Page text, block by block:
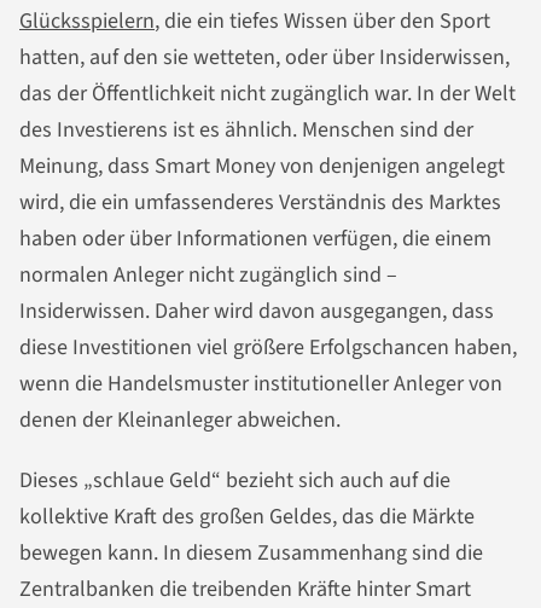
Glücksspielern, die ein tiefes Wissen über den Sport
hatten, auf den sie wetteten, oder über Insiderwissen,
das der Öffentlichkeit nicht zugänglich war. In der Welt
des Investierens ist es ähnlich. Menschen sind der
Meinung, dass Smart Money von denjenigen angelegt
wird, die ein umfassenderes Verständnis des Marktes
haben oder über Informationen verfügen, die einem
normalen Anleger nicht zugänglich sind –
Insiderwissen. Daher wird davon ausgegangen, dass
diese Investitionen viel größere Erfolgschancen haben,
wenn die Handelsmuster institutioneller Anleger von
denen der Kleinanleger abweichen.
Dieses „schlaue Geld“ bezieht sich auch auf die
kollektive Kraft des großen Geldes, das die Märkte
bewegen kann. In diesem Zusammenhang sind die
Zentralbanken die treibenden Kräfte hinter Smart